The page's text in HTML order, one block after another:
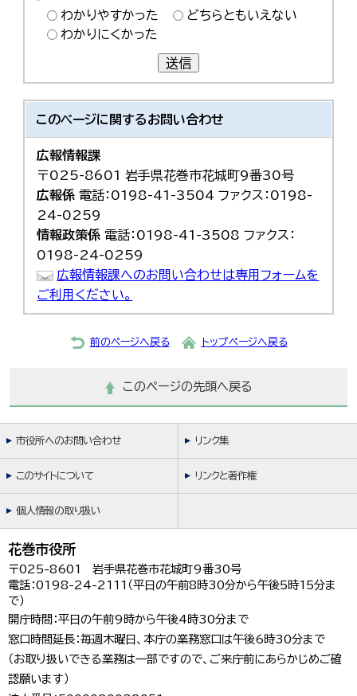
わかりやすかった
どちらともいえない
わかりにくかった
送信
このページに関するお問い合わせ
広報情報課
〒025-8601 岩手県花巻市花城町9番30号
広報係電話：0198-41-3504 ファクス：0198-
24-0259
情報政策係 電話：0198-41-3508 ファクス：
0198-24-0259
広報情報課へのお問い合わせは専用フォームを
ご利用ください。
前のページへ戻る トップページへ戻る
このページの先頭へ戻る
市役所へのお問い合わせ リンク集
このサイトについて リンクと著作権
個人情報の取り扱い
花巻市役所
〒025-8601 岩手県花巻市花城町9番30号
電話：0198-24-2111（平日の午前8時30分から午後5時15分ま
で）
開庁時間：平日の午前9時から午後4時30分まで
窓口時間延長：毎週木曜日、本庁の業務窓口は午後6時30分まで
（お取り扱いできる業務は一部ですので、ご来庁前にあらかじめご確
認願います）